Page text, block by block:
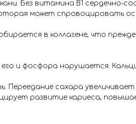
Без витамина В1 сердечно-
может спровоцировать
в коллагене, что
и фосфора нарушается.
Переедание сахара
развитие кариеса,